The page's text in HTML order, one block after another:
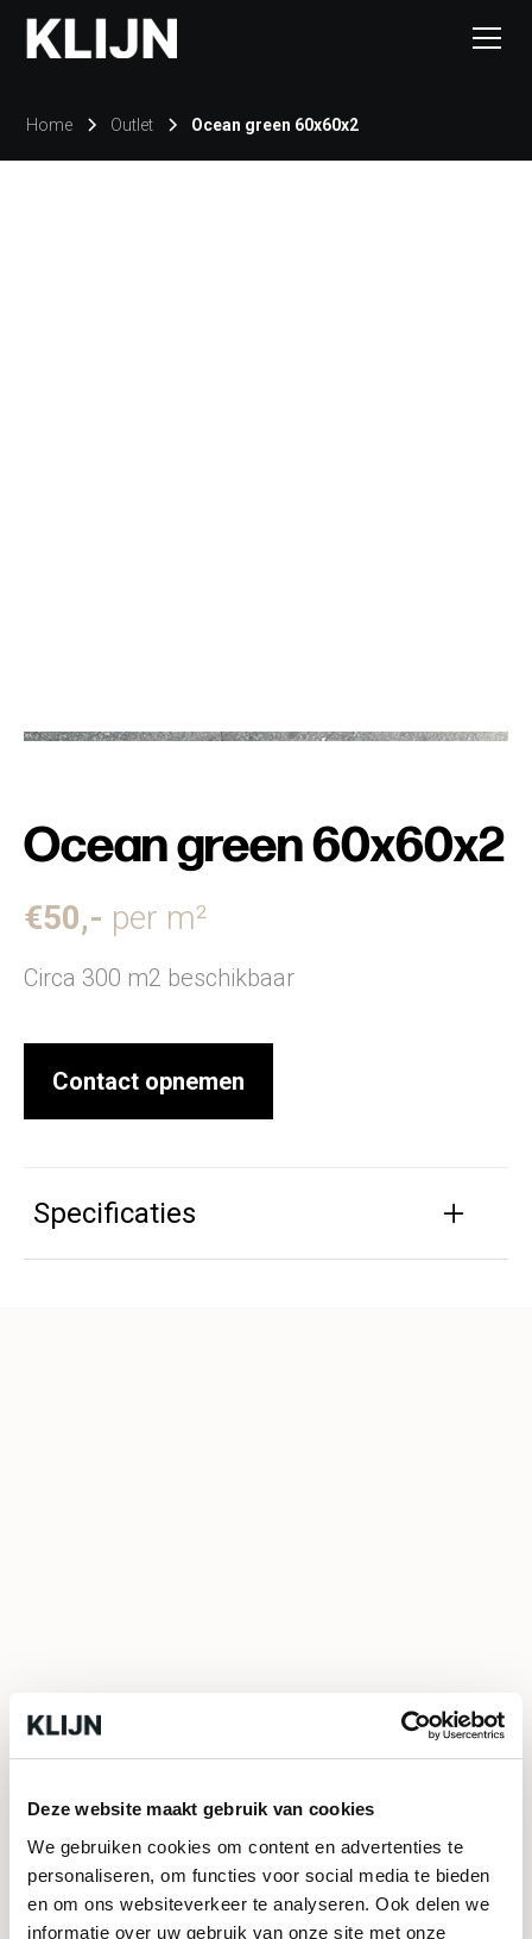
Deze website maakt gebruik van cookies
We gebruiken cookies om content en advertenties te
personaliseren, om functies voor social media te bieden
en om ons websiteverkeer te analyseren. Ook delen we
informatie over uw gebruik van onze site met onze
Home Outlet Ocean green 60x60x2
Ocean green 60x60x2
€50,- per m²
Circa 300 m2 beschikbaar
Contact opnemen
Specificaties
Materiaal:
Natuursteen
Gerectificeerd:
Nee